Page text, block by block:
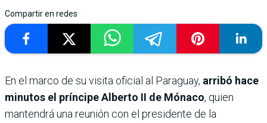
Compartir en redes
En el marco de su visita oficial al Paraguay, arribó hace
minutos el príncipe Alberto II de Mónaco, quien
mantendrá una reunión con el presidente de la